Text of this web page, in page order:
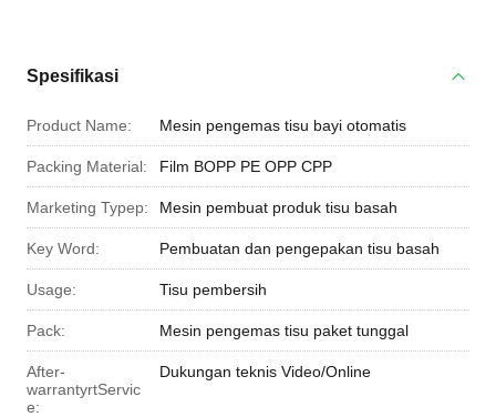
Spesifikasi
Product Name: Mesin pengemas tisu bayi otomatis
Packing Material: Film BOPP PE OPP CPP
Marketing Typep: Mesin pembuat produk tisu basah
Key Word: Pembuatan dan pengepakan tisu basah
Usage: Tisu pembersih
Pack: Mesin pengemas tisu paket tunggal
After-
warrantyrtServic
e:
Dukungan teknis Video/Online